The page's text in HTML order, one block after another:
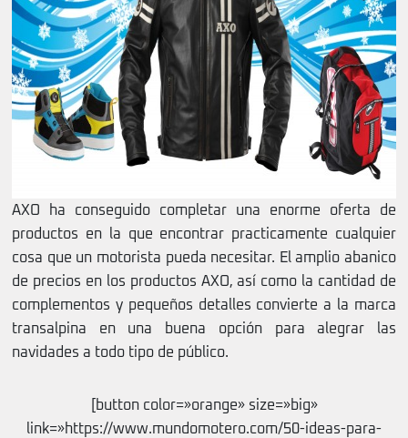
AXO ha conseguido completar una enorme oferta de
productos en la que encontrar practicamente cualquier
cosa que un motorista pueda necesitar. El amplio abanico
de precios en los productos AXO, así como la cantidad de
complementos y pequeños detalles convierte a la marca
transalpina en una buena opción para alegrar las
navidades a todo tipo de público.
[button color=»orange» size=»big»
link=»https://www.mundomotero.com/50-ideas-para-